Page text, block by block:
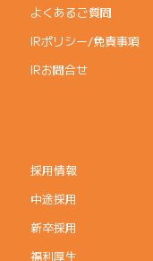
よくあるご質問
IRポリシー/免責事項
IRお問合せ
採用情報
中途採用
新卒採用
福利厚生